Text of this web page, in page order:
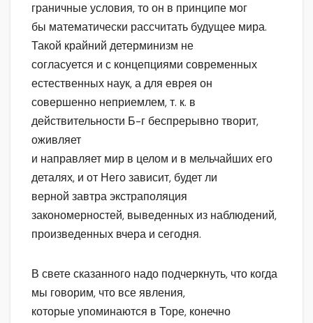
граничные условия, то он в принципе мог
бы математически рассчитать будущее мира.
Такой крайний детерминизм не
согласуется и с концепциями современных
естественных наук, а для еврея он
совершенно неприемлем, т. к. в
действительности Б-г беспрерывно творит,
оживляет
и направляет мир в целом и в мельчайших его
деталях, и от Него зависит, будет ли
верной завтра экстраполяция
закономерностей, выведенных из наблюдений,
произведенных вчера и сегодня.
В свете сказанного надо подчеркнуть, что когда
мы говорим, что все явления,
которые упоминаются в Торе, конечно